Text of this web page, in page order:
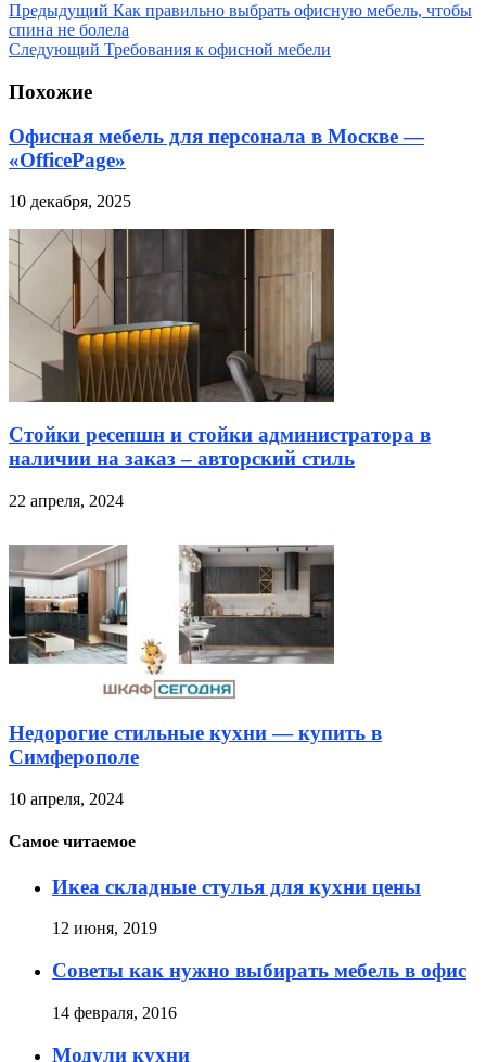
Предыдущий Как правильно выбрать офисную мебель, чтобы
спина не болела
Следующий Требования к офисной мебели
Похожие
Офисная мебель для персонала в Москве —
«OfficePage»
10 декабря, 2025
Стойки ресепшн и стойки администратора в
наличии на заказ – авторский стиль
22 апреля, 2024
Недорогие стильные кухни — купить в
Симферополе
10 апреля, 2024
Самое читаемое
Икеа складные стулья для кухни цены
12 июня, 2019
Советы как нужно выбирать мебель в офис
14 февраля, 2016
Модули кухни